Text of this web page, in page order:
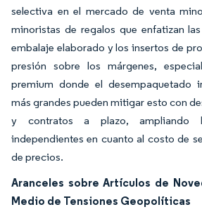
selectiva en el mercado de venta
minoristas de regalos que enfatizan
embalaje elaborado y los insertos de
presión sobre los márgenes,
premium donde el desempaquetado
más grandes pueden mitigar esto con
y contratos a plazo, ampliando
independientes en cuanto al costo de
de precios.
Aranceles sobre Artículos de
Medio de Tensiones Geopolíticas